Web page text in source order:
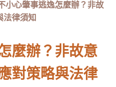
小心肇事逃逸怎麼辦？非故
法律須知
麼辦？非故意
對策略與法律